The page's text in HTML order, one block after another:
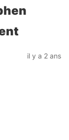
il y a 2 ans